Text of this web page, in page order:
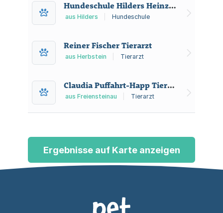
Ausbildung zum Therapie-
Besuchshund.
Hundeschule Hilders Heinz Kolb
aus Hilders Hundeschule
Reiner Fischer Tierarzt
aus Herbstein Tierarzt
Claudia Puffahrt-Happ Tierarztpraxis
aus Freiensteinau Tierarzt
Ergebnisse auf Karte anzeigen